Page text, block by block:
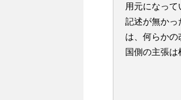
用元になっ
記述が無かっ
は、何らか
国側の主張は